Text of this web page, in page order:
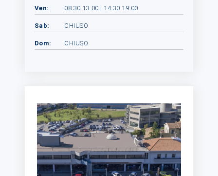
Ven: 08:30 13:00 | 14:30 19:00
Sab: CHIUSO
Dom: CHIUSO